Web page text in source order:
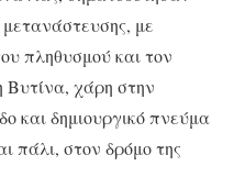
με
πληθυσμού και τον
Βυτίνα, χάρη στην
και δημιουργικό πνεύμα
πάλι, στον δρόμο της